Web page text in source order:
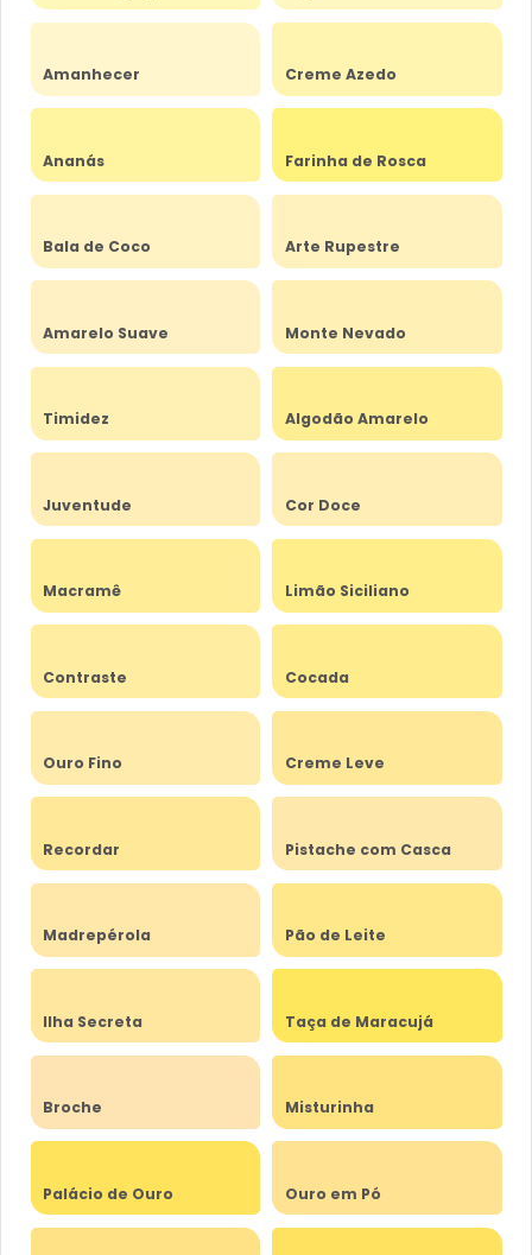
Amanhecer Creme Azedo
Ananás Farinha de Rosca
Bala de Coco Arte Rupestre
Amarelo Suave Monte Nevado
Timidez Algodão Amarelo
Juventude Cor Doce
Macramê Limão Siciliano
Contraste Cocada
Ouro Fino Creme Leve
Recordar Pistache com Casca
Madrepérola Pão de Leite
Ilha Secreta Taça de Maracujá
Broche Misturinha
Palácio de Ouro Ouro em Pó